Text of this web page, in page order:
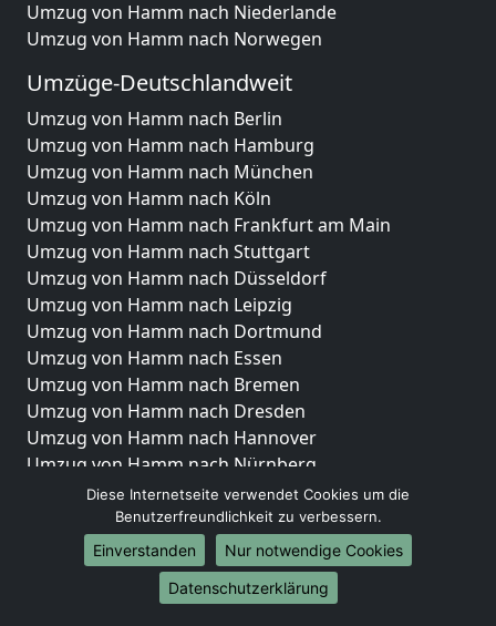
Umzug von Hamm nach Niederlande
Umzug von Hamm nach Norwegen
Umzüge-Deutschlandweit
Umzug von Hamm nach Berlin
Umzug von Hamm nach Hamburg
Umzug von Hamm nach München
Umzug von Hamm nach Köln
Umzug von Hamm nach Frankfurt am Main
Umzug von Hamm nach Stuttgart
Umzug von Hamm nach Düsseldorf
Umzug von Hamm nach Leipzig
Umzug von Hamm nach Dortmund
Umzug von Hamm nach Essen
Umzug von Hamm nach Bremen
Umzug von Hamm nach Dresden
Umzug von Hamm nach Hannover
Umzug von Hamm nach Nürnberg
Umzug von Hamm nach Duisburg
Umzug von Hamm nach Bochum
Umzug von Hamm nach Wuppertal
Umzug von Hamm nach Bielefeld
Umzug von Hamm nach Bonn
Diese Internetseite verwendet Cookies um die
Benutzerfreundlichkeit zu verbessern.
Einverstanden
Nur notwendige Cookies
Datenschutzerklärung